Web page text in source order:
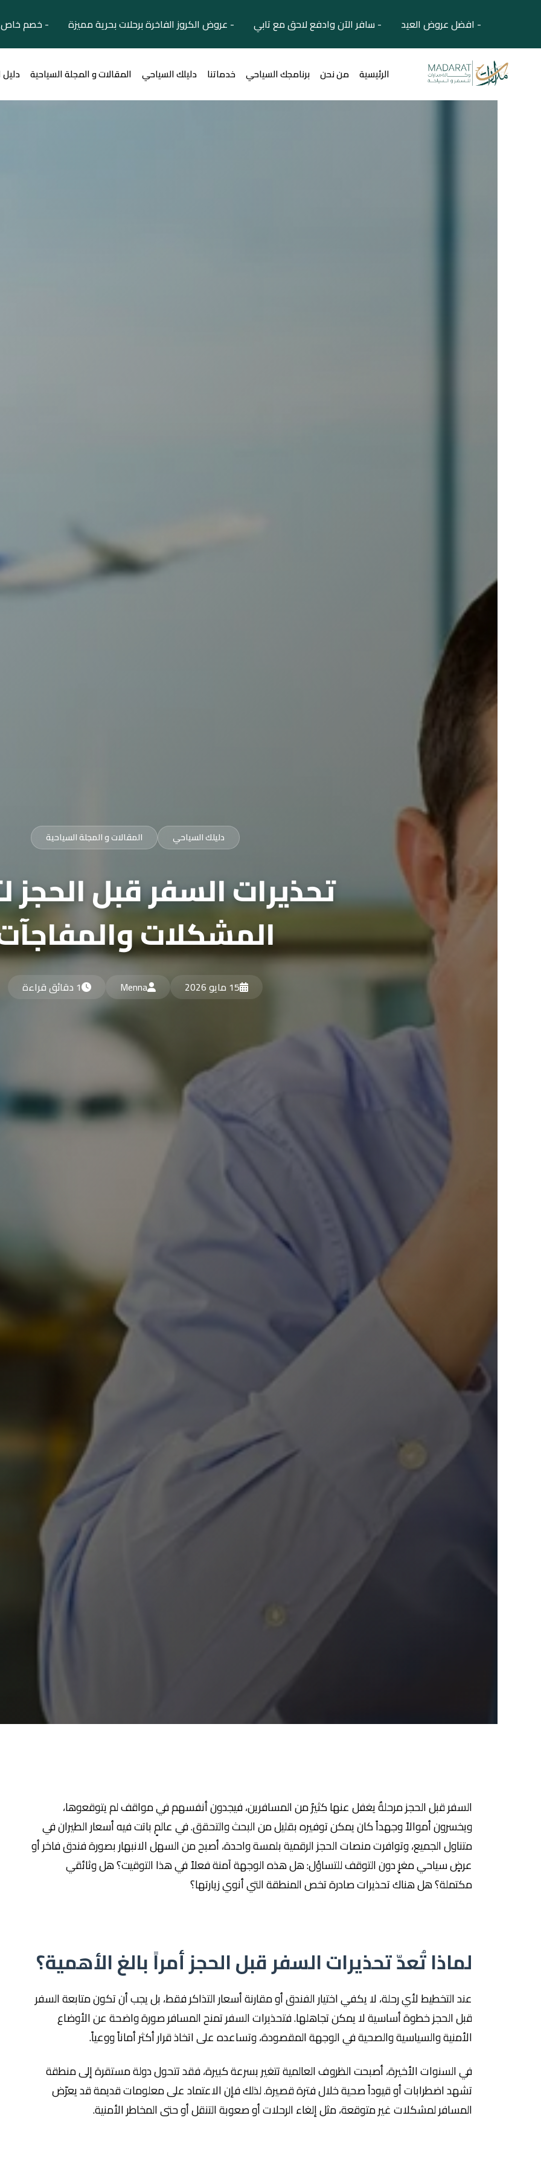
- افضل عروض العيد - سافر الآن وادفع لاحق مع تابي - عروض الكروز الفاخرة برحلات بحرية مميزة - خصم
الرئيسية من نحن برنامجك السياحي خدماتنا دليلك السياحي المقالات و المجلة السياحية
دليلك السياحي المقالات و المجلة السياحية
تحذيرات السفر قبل الحجز
المشكلات
15 مايو 2026 Menna 1 دقائق قراءة
السفر قبل الحجز مرحلةٌ يغفل عنها كثيرٌ من المسافرين، فيجدون أنفسهم في مواقف لم يتوقعوها،
ويخسرون أموالاً وجهداً كان يمكن توفيره بقليل من البحث والتحقق. في عالمٍ باتت فيه أسعار الطيران في
متناول الجميع، وتوافرت منصات الحجز الرقمية بلمسة واحدة، أصبح من السهل الانبهار بصورة فندق فاخر أو
عرضٍ سياحي مغرٍ دون التوقف للتساؤل: هل هذه الوجهة آمنة فعلاً في هذا التوقيت؟ هل وثائقي
مكتملة؟ هل هناك تحذيرات صادرة تخص المنطقة التي أنوي زيارتها؟
لماذا تُعدّ تحذيرات السفر قبل الحجز أمراً بالغ الأهمية؟
عند التخطيط لأي رحلة، لا يكفي اختيار الفندق أو مقارنة أسعار التذاكر فقط، بل يجب أن تكون متابعة السفر
قبل الحجز خطوة أساسية لا يمكن تجاهلها. فتحذيرات السفر تمنح المسافر صورة واضحة عن الأوضاع
الأمنية والسياسية والصحية في الوجهة المقصودة، وتساعده على اتخاذ قرار أكثر أماناً ووعياً.
في السنوات الأخيرة، أصبحت الظروف العالمية تتغير بسرعة كبيرة، فقد تتحول دولة مستقرة إلى منطقة
تشهد اضطرابات أو قيوداً صحية خلال فترة قصيرة. لذلك فإن الاعتماد على معلومات قديمة قد يعرّض
المسافر لمشكلات غير متوقعة، مثل إلغاء الرحلات أو صعوبة التنقل أو حتى المخاطر الأمنية.